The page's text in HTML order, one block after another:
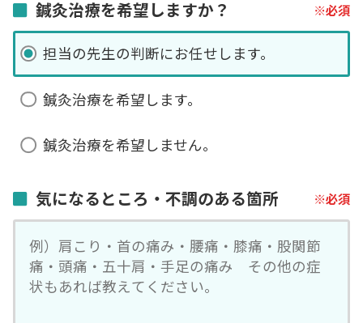
鍼灸治療を希望しますか？
担当の先生の判断にお任せします。
鍼灸治療を希望します。
鍼灸治療を希望しません。
気になるところ・不調のある箇所